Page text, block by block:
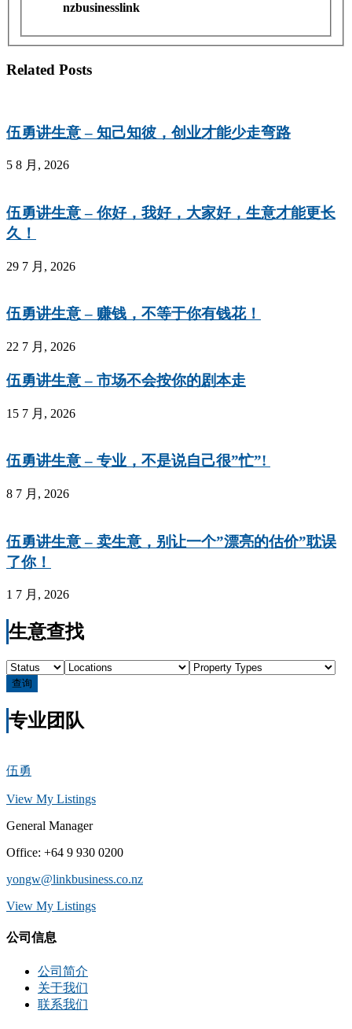
nzbusinesslink
Related Posts
伍勇讲生意 – 知己知彼，创业才能少走弯路
5 8 月, 2026
伍勇讲生意 – 你好，我好，大家好，生意才能更长
久！
29 7 月, 2026
伍勇讲生意 – 赚钱，不等于你有钱花！
22 7 月, 2026
伍勇讲生意 – 市场不会按你的剧本走
15 7 月, 2026
伍勇讲生意 – 专业，不是说自己很”忙”!
8 7 月, 2026
伍勇讲生意 – 卖生意，别让一个”漂亮的估价”耽误
了你！
1 7 月, 2026
生意查找
查询
专业团队
伍勇
View My Listings
General Manager
Office: +64 9 930 0200
yongw@linkbusiness.co.nz
View My Listings
公司信息
公司简介
关于我们
联系我们